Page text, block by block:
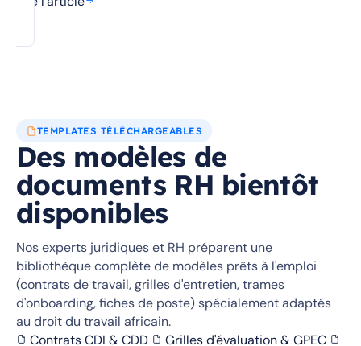
TEMPLATES TÉLÉCHARGEABLES
Des modèles de
documents RH bientôt
disponibles
Nos experts juridiques et RH préparent une
bibliothèque complète de modèles prêts à l'emploi
(contrats de travail, grilles d'entretien, trames
d'onboarding, fiches de poste) spécialement adaptés
au droit du travail africain.
Contrats CDI & CDD
Grilles d'évaluation & GPEC